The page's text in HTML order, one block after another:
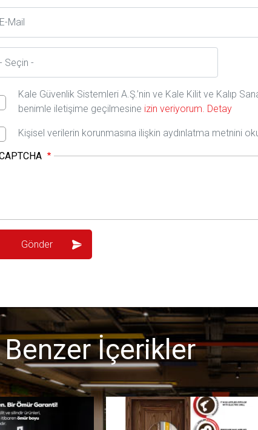
Kale Güvenlik Sistemleri A.Ş.’nin ve Kale Kilit ve Kalıp
benimle iletişime geçilmesine izin veriyorum. Detay
Kişisel verilerin korunmasına ilişkin aydınlatma metnini
Benzer İçerikler